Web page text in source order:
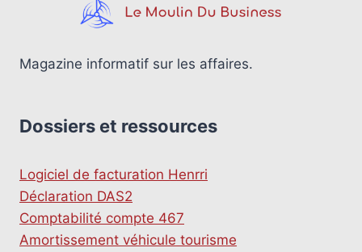
Magazine informatif sur les affaires.
Dossiers et ressources
Logiciel de facturation Henrri
Déclaration DAS2
Comptabilité compte 467
Amortissement véhicule tourisme